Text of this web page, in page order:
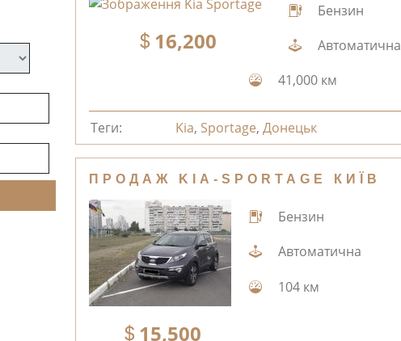
16,200
Бензин
Автоматична
41,000 км
Теги: Kia, Sportage,Донецьк
ПРОДАЖ KIA-SPORTAGE КИЇВ
15,500
Бензин
Автоматична
104 км